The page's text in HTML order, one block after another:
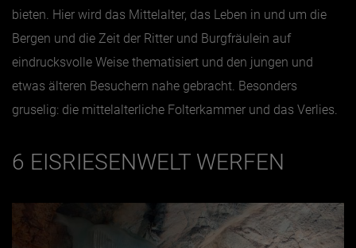
bieten. Hier wird das Mittelalter, das Leben in und um die
Bergen und die Zeit der Ritter und Burgfräulein auf
eindrucksvolle Weise thematisiert und den jungen und
etwas älteren Besuchern nahe gebracht. Besonders
gruselig: die mittelalterliche Folterkammer und das Verlies.
6 EISRIESENWELT WERFEN